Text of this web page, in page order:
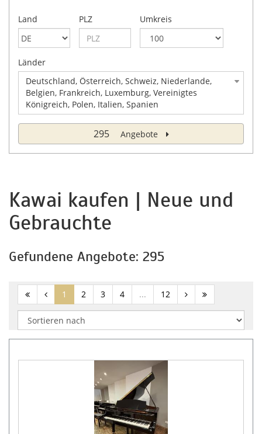
Land PLZ Umkreis
Länder
Deutschland, Österreich, Schweiz, Niederlande,
Belgien, Frankreich, Luxemburg, Vereinigtes
Königreich, Polen, Italien, Spanien
295 Angebote
Kawai kaufen | Neue und
Gebrauchte
Gefundene Angebote: 295
1 (current)
2 3 4 ... 12